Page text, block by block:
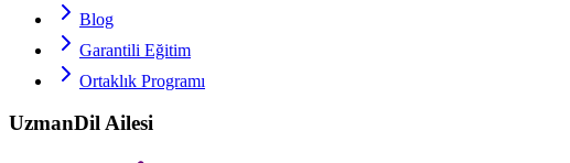
Blog
Garantili Eğitim
Ortaklık Programı
UzmanDil Ailesi